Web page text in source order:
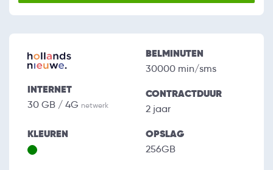
INTERNET
30 GB / 4G netwerk
BELMINUTEN
30000 min/sms
CONTRACTDUUR
2 jaar
KLEUREN OPSLAG
256GB